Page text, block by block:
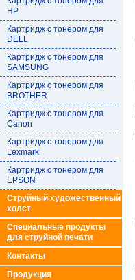
HP
Картридж с тонером для
DELL
Картридж с тонером для
SAMSUNG
Картридж с тонером для
BROTHER
Картридж с тонером для
Canon
Картридж с тонером для
Lexmark
Картридж с тонером для
EPSON
Струйный художественный
холст
Специальные продукты
для струйной печати
Контакты
Продукция